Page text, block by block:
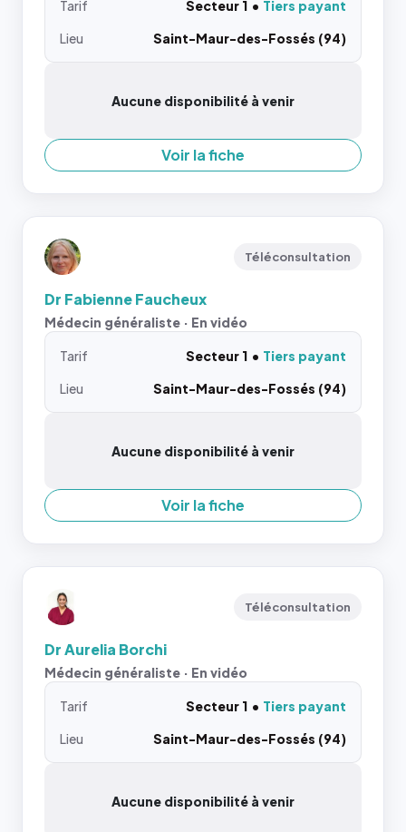
Tarif Secteur 1
Tiers payant
Lieu
Saint-Maur-des-Fossés (94)
Aucune disponibilité à venir
Voir la fiche
Téléconsultation
Dr Fabienne Faucheux
Médecin généraliste · En vidéo
Tarif Secteur 1
Tiers payant
Lieu
Saint-Maur-des-Fossés (94)
Aucune disponibilité à venir
Voir la fiche
Téléconsultation
Dr Aurelia Borchi
Médecin généraliste · En vidéo
Tarif Secteur 1
Tiers payant
Lieu
Saint-Maur-des-Fossés (94)
Aucune disponibilité à venir